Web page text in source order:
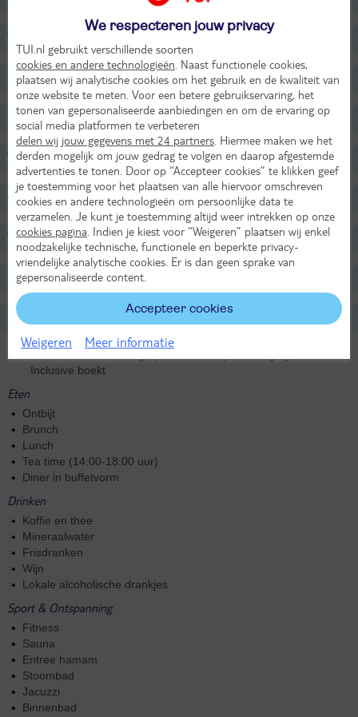
Wellness
Sport & Activiteiten
Entertainment
Voor de kinderen
Golf
Verzorging
Belangrijke informatie
All Inclusive
Inclusive boekt
Eten
Ontbijt
Brunch
Lunch
Tea time (14:00-18:00 uur)
Diner in buffetvorm
Drinken
Koffie en thee
Mineraalwater
Frisdranken
Wijn
Lokale alcoholische drankjes
Sport & Ontspanning
Fitness
Sauna
Entree hamam
Stoombad
Jacuzzi
Binnenbad
We respecteren jouw privacy
TUI.nl gebruikt verschillende soorten
cookies en andere technologieën . Naast functionele cookies,
plaatsen wij analytische cookies om het gebruik en de kwaliteit van
onze website te meten. Voor een betere gebruikservaring, het
tonen van gepersonaliseerde aanbiedingen en om de ervaring op
social media platformen te verbeteren
delen wij jouw gegevens met 24 partners . Hiermee maken we het
derden mogelijk om jouw gedrag te volgen en daarop afgestemde
advertenties te tonen. Door op “Accepteer cookies” te klikken geef
je toestemming voor het plaatsen van alle hiervoor omschreven
cookies en andere technologieën om persoonlijke data te
verzamelen. Je kunt je toestemming altijd weer intrekken op onze
cookies pagina . Indien je kiest voor “Weigeren” plaatsen wij enkel
noodzakelijke technische, functionele en beperkte privacy-
vriendelijke analytische cookies. Er is dan geen sprake van
gepersonaliseerde content.
Accepteer cookies
Weigeren Meer informatie